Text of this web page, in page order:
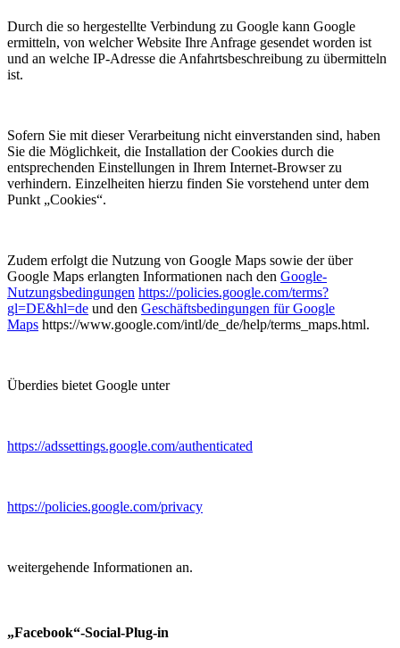
Durch die so hergestellte Verbindung zu Google kann Google
ermitteln, von welcher Website Ihre Anfrage gesendet worden ist
und an welche IP-Adresse die Anfahrtsbeschreibung zu übermitteln
ist.
Sofern Sie mit dieser Verarbeitung nicht einverstanden sind, haben
Sie die Möglichkeit, die Installation der Cookies durch die
entsprechenden Einstellungen in Ihrem Internet-Browser zu
verhindern. Einzelheiten hierzu finden Sie vorstehend unter dem
Punkt „Cookies“.
Zudem erfolgt die Nutzung von Google Maps sowie der über
Google Maps erlangten Informationen nach den Google-
Nutzungsbedingungen https://policies.google.com/terms?
gl=DE&hl=de und den Geschäftsbedingungen für Google
Maps https://www.google.com/intl/de_de/help/terms_maps.html.
Überdies bietet Google unter
https://adssettings.google.com/authenticated
https://policies.google.com/privacy
weitergehende Informationen an.
„Facebook“-Social-Plug-in